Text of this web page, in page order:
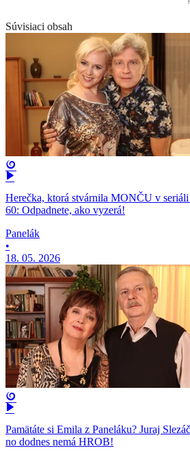
Súvisiaci obsah
Herečka, ktorá stvárnila MONČU v seriáli
60: Odpadnete, ako vyzerá!
Panelák
•
18. 05. 2026
Pamätáte si Emila z Paneláku? Juraj
no dodnes nemá HROB!